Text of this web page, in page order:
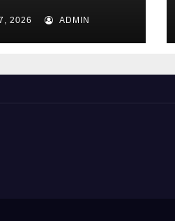
胜雄安新区队
2026 ADMIN